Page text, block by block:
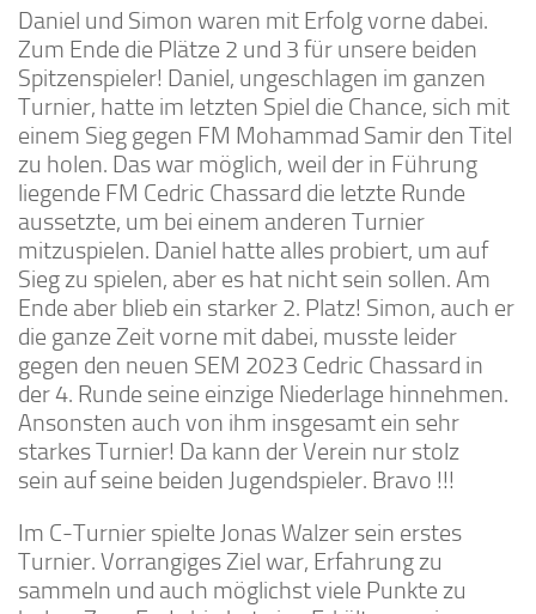
Daniel und Simon waren mit Erfolg vorne dabei.
Zum Ende die Plätze 2 und 3 für unsere beiden
Spitzenspieler! Daniel, ungeschlagen im ganzen
Turnier, hatte im letzten Spiel die Chance, sich mit
einem Sieg gegen FM Mohammad Samir den Titel
zu holen. Das war möglich, weil der in Führung
liegende FM Cedric Chassard die letzte Runde
aussetzte, um bei einem anderen Turnier
mitzuspielen. Daniel hatte alles probiert, um auf
Sieg zu spielen, aber es hat nicht sein sollen. Am
Ende aber blieb ein starker 2. Platz! Simon, auch er
die ganze Zeit vorne mit dabei, musste leider
gegen den neuen SEM 2023 Cedric Chassard in
der 4. Runde seine einzige Niederlage hinnehmen.
Ansonsten auch von ihm insgesamt ein sehr
starkes Turnier! Da kann der Verein nur stolz
sein auf seine beiden Jugendspieler. Bravo !!!
Im C-Turnier spielte Jonas Walzer sein erstes
Turnier. Vorrangiges Ziel war, Erfahrung zu
sammeln und auch möglichst viele Punkte zu